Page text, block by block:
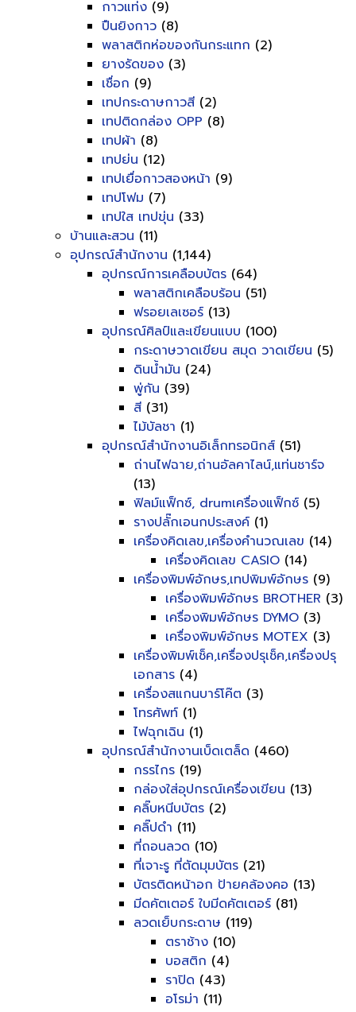
กาวแท่ง (9)
ปืนยิงกาว (8)
พลาสติกห่อของกันกระแทก (2)
ยางรัดของ (3)
เชื่อก (9)
เทปกระดาษกาวสี (2)
เทปติดกล่อง OPP (8)
เทปผ้า (8)
เทปย่น (12)
เทปเยื่อกาวสองหน้า (9)
เทปโฟม (7)
เทปใส เทปขุ่น (33)
บ้านและสวน (11)
อุปกรณ์สำนักงาน (1,144)
อุปกรณ์การเคลือบบัตร (64)
พลาสติกเคลือบร้อน (51)
ฟรอยเลเซอร์ (13)
อุปกรณ์ศิลป์และเขียนแบบ (100)
กระดาษวาดเขียน สมุด วาดเขียน (5)
ดินน้ำมัน (24)
พู่กัน (39)
สี (31)
ไม้บัลชา (1)
อุปกรณ์สำนักงานอิเล็กทรอนิกส์ (51)
ถ่านไฟฉาย,ถ่านอัลคาไลน์,แท่นชาร์จ
(13)
ฟิลม์แฟ็กซ์, drumเครื่องแฟ็กซ์ (5)
รางปลั๊กเอนกประสงค์ (1)
เครื่องคิดเลข,เครื่องคำนวณเลข (14)
เครื่องคิดเลข CASIO (14)
เครื่องพิมพ์อักษร,เทปพิมพ์อักษร (9)
เครื่องพิมพ์อักษร BROTHER (3)
เครื่องพิมพ์อักษร DYMO (3)
เครื่องพิมพ์อักษร MOTEX (3)
เครื่องพิมพ์เช็ค,เครื่องปรุเช็ค,เครื่องปรุ
เอกสาร (4)
เครื่องสแกนบาร์โค๊ต (3)
โทรศัพท์ (1)
ไฟฉุกเฉิน (1)
อุปกรณ์สำนักงานเบ็ดเตล็ด (460)
กรรไกร (19)
กล่องใส่อุปกรณ์เครื่องเขียน (13)
คลิ๊บหนีบบัตร (2)
คลิ๊ปดำ (11)
ที่ถอนลวด (10)
ที่เจาะรู ที่ตัดมุมบัตร (21)
บัตรติดหน้าอก ป้ายคล้องคอ (13)
มีดคัตเตอร์ ใบมีดคัตเตอร์ (81)
ลวดเย็บกระดาษ (119)
ตราช้าง (10)
บอสติก (4)
ราปิด (43)
อโรม่า (11)